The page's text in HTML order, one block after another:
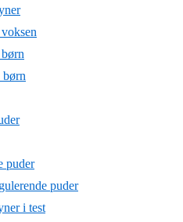
puder
puder
i test